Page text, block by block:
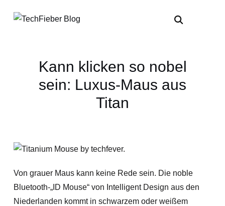
Kann klicken so nobel
sein: Luxus-Maus aus
Titan
Von grauer Maus kann keine Rede sein. Die noble
Bluetooth-„ID Mouse“ von Intelligent Design aus den
Niederlanden kommt in schwarzem oder weißem